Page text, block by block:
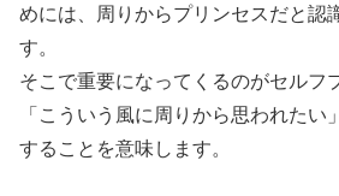
めには、周りからプリンセスだと認
す。
そこで重要になってくるのがセルフ
「こういう風に周りから思われたい
することを意味します。